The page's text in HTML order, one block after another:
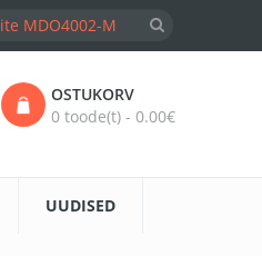
OSTUKORV
0 toode(t) - 0.00€
UUDISED